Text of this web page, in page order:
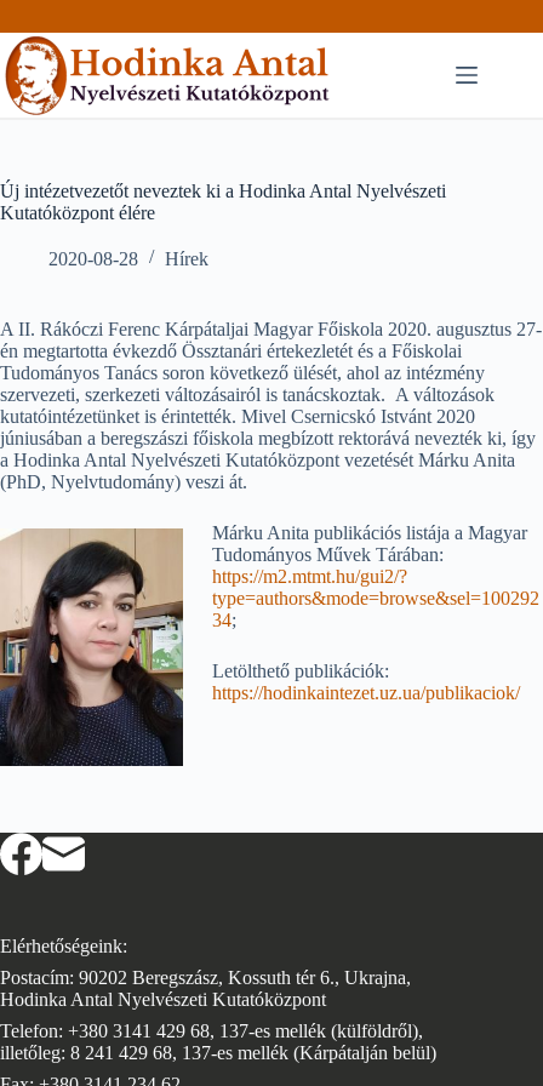
to
content
Új intézetvezetőt neveztek ki a Hodinka Antal Nyelvészeti
Kutatóközpont élére
2020-08-28 Hírek
A II. Rákóczi Ferenc Kárpátaljai Magyar Főiskola 2020. augusztus 27-
én megtartotta évkezdő Össztanári értekezletét és a Főiskolai
Tudományos Tanács soron következő ülését, ahol az intézmény
szervezeti, szerkezeti változásairól is tanácskoztak. A változások
kutatóintézetünket is érintették. Mivel Csernicskó Istvánt 2020
júniusában a beregszászi főiskola megbízott rektorává nevezték ki, így
a Hodinka Antal Nyelvészeti Kutatóközpont vezetését Márku Anita
(PhD, Nyelvtudomány) veszi át.
Márku Anita publikációs listája a Magyar
Tudományos Művek Tárában:
https://m2.mtmt.hu/gui2/?
type=authors&mode=browse&sel=100292
34;
Letölthető publikációk:
https://hodinkaintezet.uz.ua/publikaciok/
Elérhetőségeink:
Postacím: 90202 Beregszász, Kossuth tér 6., Ukrajna,
Hodinka Antal Nyelvészeti Kutatóközpont
Telefon: +380 3141 429 68, 137-es mellék (külföldről),
illetőleg: 8 241 429 68, 137-es mellék (Kárpátalján belül)